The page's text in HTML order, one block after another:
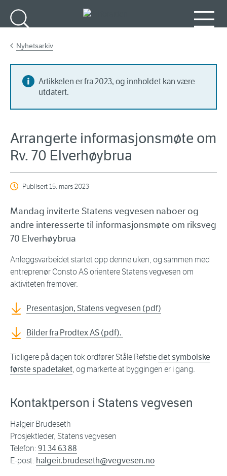
Nyhetsarkiv
Artikkelen er fra 2023, og innholdet kan være
utdatert.
Arrangerte informasjonsmøte om
Rv. 70 Elverhøybrua
Publisert15. mars 2023
Mandag inviterte Statens vegvesen naboer og
andre interesserte til informasjonsmøte om riksveg
70 Elverhøybrua
Anleggsvarbeidet startet opp denne uken, og sammen med
entreprenør Consto AS orientere Statens vegvesen om
aktiviteten fremover.
Presentasjon, Statens vegvesen (pdf)
Bilder fra Prodtex AS (pdf).
Tidligere på dagen tok ordfører Ståle Refstiedet symbolske
første spadetaket, og markerte at byggingen er i gang.
Kontaktperson i Statens vegvesen
Halgeir Brudeseth
Prosjektleder, Statens vegvesen
Telefon: 91 34 63 88
E-post: halgeir.brudeseth@vegvesen.no